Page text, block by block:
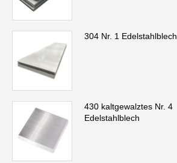
304 Nr. 1 Edelstahlblech
430 kaltgewalztes Nr. 4
Edelstahlblech